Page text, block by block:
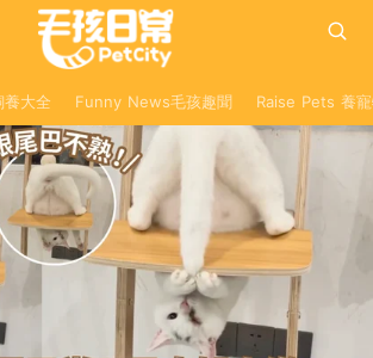
大全 Funny News毛孩趣聞 Raise Pets 養